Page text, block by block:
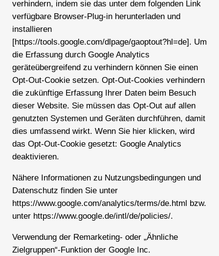
verhindern, indem sie das unter dem folgenden Link
verfügbare Browser-Plug-in herunterladen und
installieren
[https://tools.google.com/dlpage/gaoptout?hl=de]. Um
die Erfassung durch Google Analytics
geräteübergreifend zu verhindern können Sie einen
Opt-Out-Cookie setzen. Opt-Out-Cookies verhindern
die zukünftige Erfassung Ihrer Daten beim Besuch
dieser Website. Sie müssen das Opt-Out auf allen
genutzten Systemen und Geräten durchführen, damit
dies umfassend wirkt. Wenn Sie hier klicken, wird
das Opt-Out-Cookie gesetzt: Google Analytics
deaktivieren.
Nähere Informationen zu Nutzungsbedingungen und
Datenschutz finden Sie unter
https://www.google.com/analytics/terms/de.html bzw.
unter https://www.google.de/intl/de/policies/.
Verwendung der Remarketing- oder „Ähnliche
Zielgruppen“-Funktion der Google Inc.